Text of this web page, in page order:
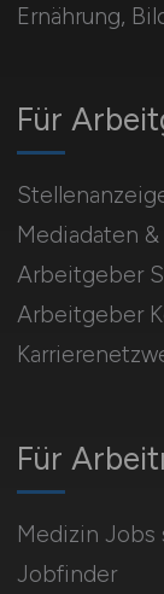
Ernährung,
Für
Medizin Jobs
Jobfinder
Für
Mediadaten
Arbeitgeber
Arbeitgeber